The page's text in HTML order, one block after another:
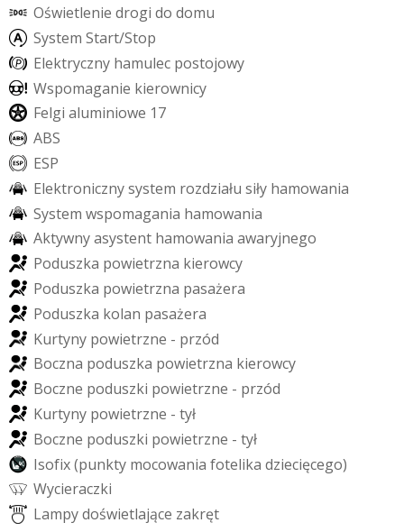
Oświetlenie drogi do domu
System Start/Stop
Elektryczny hamulec postojowy
Wspomaganie kierownicy
Felgi aluminiowe 17
ABS
ESP
Elektronicznysystem rozdziału siły hamowania
System wspomagania hamowania
Aktywnyasystent hamowania awaryjnego
Poduszka powietrzna kierowcy
Poduszka powietrzna pasażera
Poduszka kolan pasażera
Kurtyny powietrzne - przód
Boczna poduszka powietrzna kierowcy
Boczne poduszki powietrzne - przód
Kurtyny powietrzne - tył
Boczne poduszki powietrzne - tył
Isofix(punkty mocowania fotelika dziecięcego)
Wycieraczki
Lampydoświetlające zakręt